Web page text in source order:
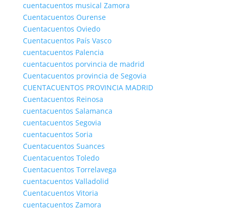
cuentacuentos musical Zamora
Cuentacuentos Ourense
Cuentacuentos Oviedo
Cuentacuentos País Vasco
cuentacuentos Palencia
cuentacuentos porvincia de madrid
Cuentacuentos provincia de Segovia
CUENTACUENTOS PROVINCIA MADRID
Cuentacuentos Reinosa
cuentacuentos Salamanca
cuentacuentos Segovia
cuentacuentos Soria
Cuentacuentos Suances
Cuentacuentos Toledo
Cuentacuentos Torrelavega
cuentacuentos Valladolid
Cuentacuentos Vitoria
cuentacuentos Zamora